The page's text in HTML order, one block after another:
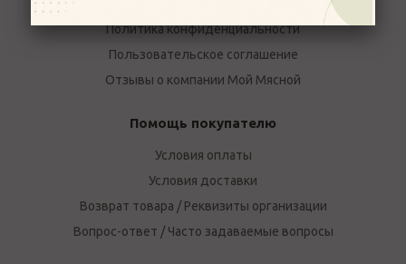
Политика конфиденциальности
Пользовательское соглашение
Отзывы о компании Мой Мясной
Помощь покупателю
Условия оплаты
Условия доставки
Возврат товара / Реквизиты организации
Вопрос-ответ / Часто задаваемые вопросы